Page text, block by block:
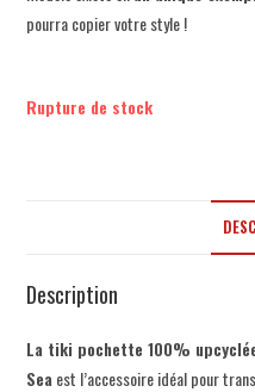
pourra copier votre style !
Rupture de stock
Description
La tiki pochette 100%
Sea est l’accessoire idéal pour